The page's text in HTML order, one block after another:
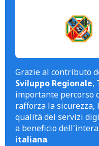
Grazie al contributo
Sviluppo Regionale,
importante percorso
rafforza la
qualità dei servizi
a beneficio dell'intera
italiana.